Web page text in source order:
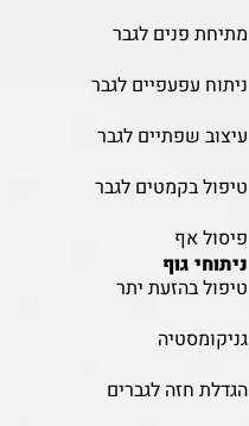
מתיחת פנים לגבר
ניתוח עפעפיים לגבר
עיצוב שפתיים לגבר
טיפול בקמטים לגבר
פיסול אף
ניתוחי גוף
טיפול בהזעת יתר
גניקומסטיה
הגדלת חזה לגברים